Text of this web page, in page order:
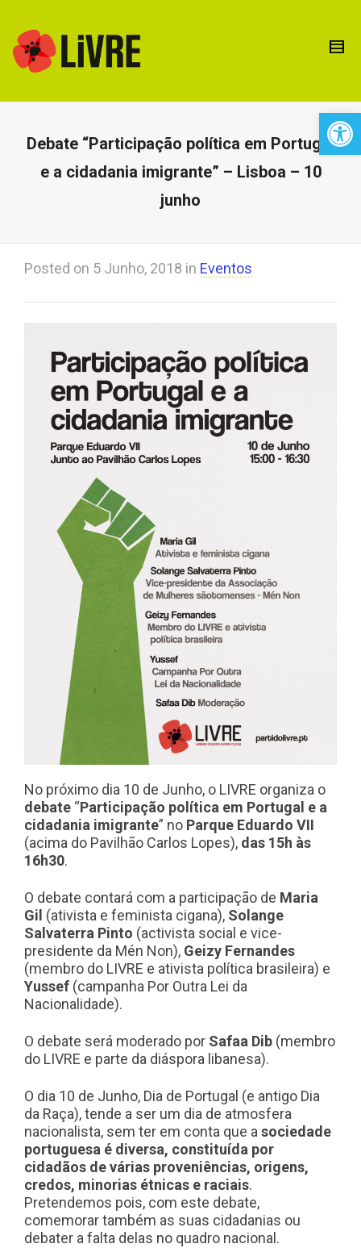
Debate “Participação política em Portugal
e a cidadania imigrante” – Lisboa – 10
junho
Posted on 5 Junho, 2018 in Eventos
No próximo dia 10 de Junho, o LIVRE organiza o
debate “Participação política em Portugal e a
cidadania imigrante” no Parque Eduardo VII
(acima do Pavilhão Carlos Lopes), das 15h às
16h30.
O debate contará com a participação de Maria
Gil (ativista e feminista cigana), Solange
Salvaterra Pinto (activista social e vice-
presidente da Mén Non), Geizy Fernandes
(membro do LIVRE e ativista política brasileira) e
Yussef (campanha Por Outra Lei da
Nacionalidade).
O debate será moderado por Safaa Dib (membro
do LIVRE e parte da diáspora libanesa).
O dia 10 de Junho, Dia de Portugal (e antigo Dia
da Raça), tende a ser um dia de atmosfera
nacionalista, sem ter em conta que a sociedade
portuguesa é diversa, constituída por
cidadãos de várias proveniências, origens,
credos, minorias étnicas e raciais.
Pretendemos pois, com este debate,
comemorar também as suas cidadanias ou
debater a falta delas no quadro nacional.